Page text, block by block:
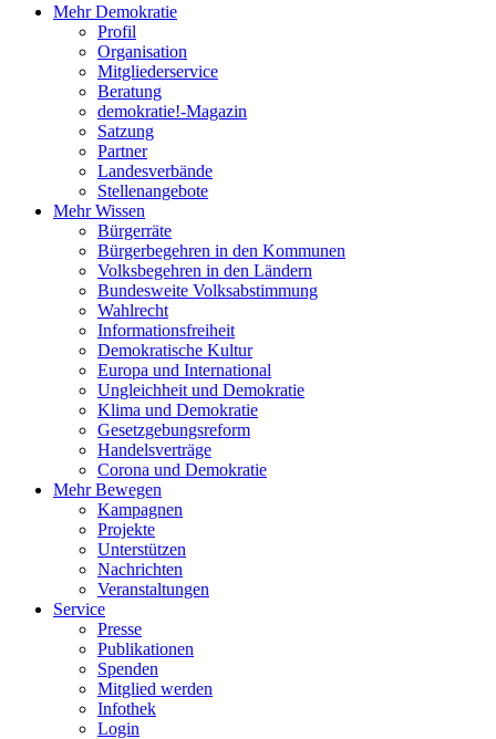
Mehr Demokratie
Profil
Organisation
Mitgliederservice
Beratung
demokratie!-Magazin
Satzung
Partner
Landesverbände
Stellenangebote
Mehr Wissen
Bürgerräte
Bürgerbegehren in den Kommunen
Volksbegehren in den Ländern
Bundesweite Volksabstimmung
Wahlrecht
Informationsfreiheit
Demokratische Kultur
Europa und International
Ungleichheit und Demokratie
Klima und Demokratie
Gesetzgebungsreform
Handelsverträge
Corona und Demokratie
Mehr Bewegen
Kampagnen
Projekte
Unterstützen
Nachrichten
Veranstaltungen
Service
Presse
Publikationen
Spenden
Mitglied werden
Infothek
Login